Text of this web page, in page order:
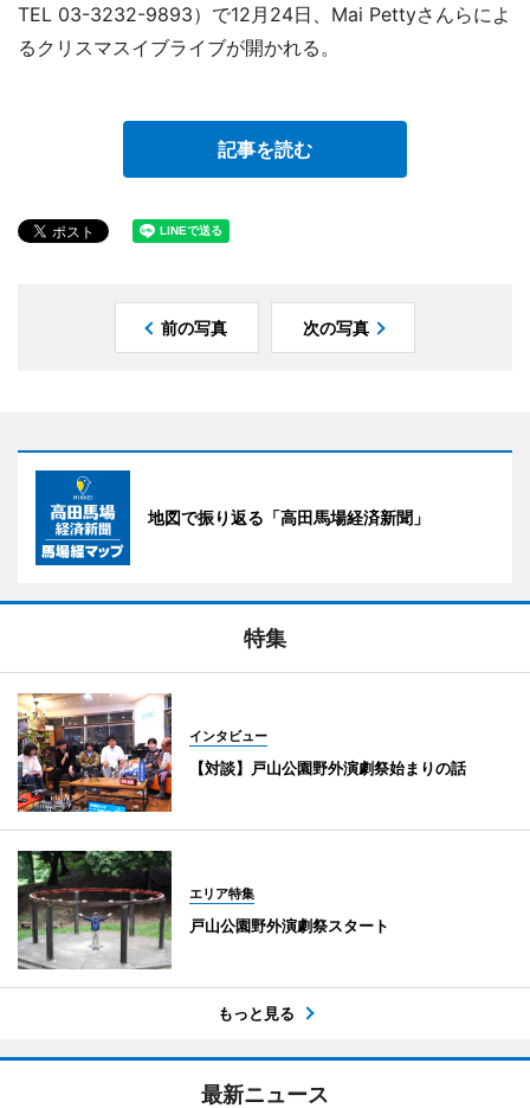
TEL 03-3232-9893）で12月24日、Mai Pettyさんらによ
るクリスマスイブライブが開かれる。
記事を読む
前の写真 次の写真
地図で振り返る「高田馬場経済新聞」
特集
インタビュー
【対談】戸山公園野外演劇祭始まりの話
エリア特集
戸山公園野外演劇祭スタート
もっと見る
最新ニュース